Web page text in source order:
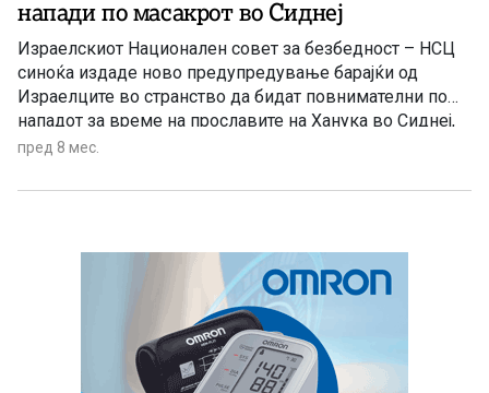
напади по масакрот во Сиднеј
Израелскиот Национален совет за безбедност – НСЦ
синоќа издаде ново предупредување барајќи од
Израелците во странство да бидат повнимателни по
нападот за време на прославите на Ханука во Сиднеј,
во кој загинаа најмалку 16 лица, јави Си-Ен-Ен
пред 8 мес.